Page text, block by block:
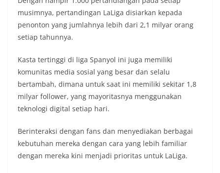
musimnya, pertandingan LaLiga disiarkan kepada
penonton yang jumlahnya lebih dari 2,1 milyar orang
setiap tahunnya.
Kasta tertinggi di liga Spanyol ini juga memiliki
komunitas media sosial yang besar dan selalu
bertambah, dimana untuk saat ini memiliki sekitar 1,8
milyar follower, yang mayoritasnya menggunakan
teknologi digital setiap hari.
Berinteraksi dengan fans dan menyediakan berbagai
kebutuhan mereka dengan cara yang lebih familiar
dengan mereka kini menjadi prioritas untuk LaLiga.